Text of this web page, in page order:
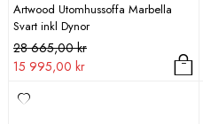
Artwood Utomhussoffa Marbella
Svart inkl Dynor
28 665,00kr
Det
ursprungliga
var:
15 995,00 kr
Det
nuvarande
är: